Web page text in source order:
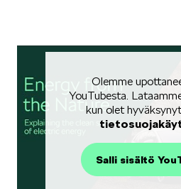
Olemme
YouTubesta.
kun olet
Salli sisältö